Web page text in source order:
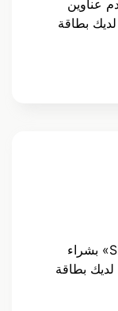
عناوين
بطاقة
سيقوم مشغلو خدمة «Shopping Help» بشراء
بطاقة